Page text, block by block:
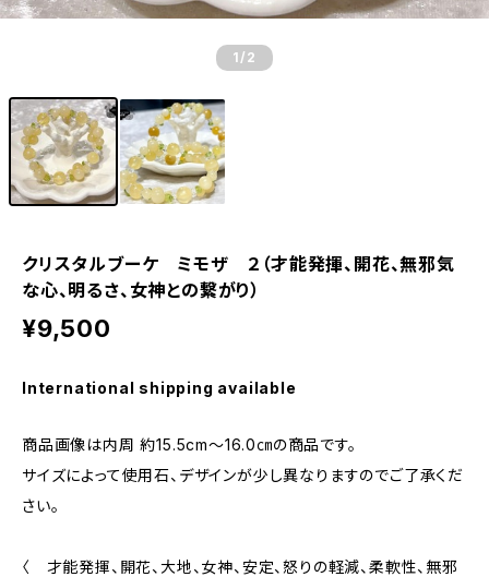
1 /2
クリスタルブーケ ミモザ ２（才能発揮、開花、無邪気
な心、明るさ、女神との繋がり）
¥9,500
International shipping available
商品画像は内周 約15.5cm～16.0㎝の商品です。
サイズによって使用石、デザインが少し異なりますのでご了承くだ
さい。
〈 才能発揮、開花、大地、女神、安定、怒りの軽減、柔軟性、無邪